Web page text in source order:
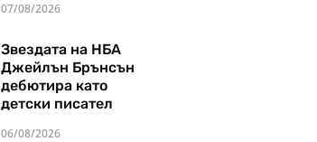
07/08/2026
Звездата на НБА
Джейлън Брънсън
дебютира като
детски писател
06/08/2026